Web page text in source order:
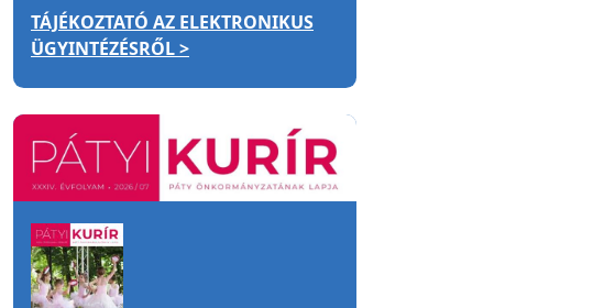
TÁJÉKOZTATÓ AZ ELEKTRONIKUS
ÜGYINTÉZÉSRŐL >